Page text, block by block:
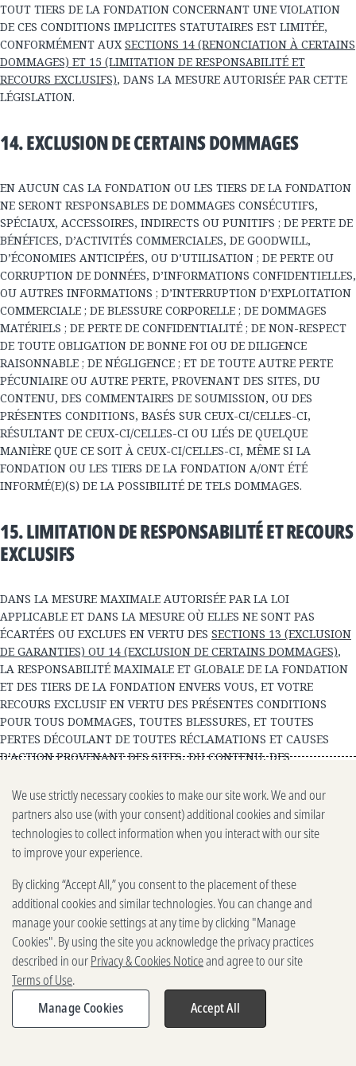
TOUT TIERS DE LA FONDATION CONCERNANT UNE VIOLATION
DE CES CONDITIONS IMPLICITES STATUTAIRES EST LIMITÉE,
CONFORMÉMENT AUX SECTIONS 14 (RENONCIATION À CERTAINS
DOMMAGES) ET 15 (LIMITATION DE RESPONSABILITÉ ET
RECOURS EXCLUSIFS), DANS LA MESURE AUTORISÉE PAR CETTE
LÉGISLATION.
14. EXCLUSION DE CERTAINS DOMMAGES
EN AUCUN CAS LA FONDATION OU LES TIERS DE LA FONDATION
NE SERONT RESPONSABLES DE DOMMAGES CONSÉCUTIFS,
SPÉCIAUX, ACCESSOIRES, INDIRECTS OU PUNITIFS ; DE PERTE DE
BÉNÉFICES, D’ACTIVITÉS COMMERCIALES, DE GOODWILL,
D’ÉCONOMIES ANTICIPÉES, OU D’UTILISATION ; DE PERTE OU
CORRUPTION DE DONNÉES, D’INFORMATIONS CONFIDENTIELLES,
OU AUTRES INFORMATIONS ; D’INTERRUPTION D’EXPLOITATION
COMMERCIALE ; DE BLESSURE CORPORELLE ; DE DOMMAGES
MATÉRIELS ; DE PERTE DE CONFIDENTIALITÉ ; DE NON-RESPECT
DE TOUTE OBLIGATION DE BONNE FOI OU DE DILIGENCE
RAISONNABLE ; DE NÉGLIGENCE ; ET DE TOUTE AUTRE PERTE
PÉCUNIAIRE OU AUTRE PERTE, PROVENANT DES SITES, DU
CONTENU, DES COMMENTAIRES DE SOUMISSION, OU DES
PRÉSENTES CONDITIONS, BASÉS SUR CEUX-CI/CELLES-CI,
RÉSULTANT DE CEUX-CI/CELLES-CI OU LIÉS DE QUELQUE
MANIÈRE QUE CE SOIT À CEUX-CI/CELLES-CI, MÊME SI LA
FONDATION OU LES TIERS DE LA FONDATION A/ONT ÉTÉ
INFORMÉ(E)(S) DE LA POSSIBILITÉ DE TELS DOMMAGES.
15. LIMITATION DE RESPONSABILITÉ ET RECOURS
EXCLUSIFS
DANS LA MESURE MAXIMALE AUTORISÉE PAR LA LOI
APPLICABLE ET DANS LA MESURE OÙ ELLES NE SONT PAS
ÉCARTÉES OU EXCLUES EN VERTU DES SECTIONS 13 (EXCLUSION
DE GARANTIES) OU 14 (EXCLUSION DE CERTAINS DOMMAGES),
LA RESPONSABILITÉ MAXIMALE ET GLOBALE DE LA FONDATION
ET DES TIERS DE LA FONDATION ENVERS VOUS, ET VOTRE
RECOURS EXCLUSIF EN VERTU DES PRÉSENTES CONDITIONS
POUR TOUS DOMMAGES, TOUTES BLESSURES, ET TOUTES
PERTES DÉCOULANT DE TOUTES RÉCLAMATIONS ET CAUSES
D’ACTION PROVENANT DES SITES, DU CONTENU, DES
SOUMISSION OU DES PRÉSENTES CONDITIONS, BASÉS SUR CEUX-
CI/CELLES-CI, RÉSULTANT DE CEUX-CI/CELLES-CI OU LIÉS DE
QUELQUE MANIÈRE QUE CE SOIT À CEUX-CI/CELLES-CI,
IMPLIQUERA DE FAIRE L’UN DES CHOIX SUIVANTS, À NOTRE GRÉ
: (A) SUBSTITUTION, CORRECTION OU REMPLACEMENT, EN TOUT
OU EN PARTIE, DU CONTENU, DES SITES OU DES COMMENTAIRES
DE SOUMISSION CAUSANT VOTRE DOMMAGE (LE CAS ÉCHÉANT) ;
OU (B) LE MONTANT DE VOS DOMMAGES QUI NE SONT PAS
EXCLUS ET QUE VOUS SUBISSEZ RÉELLEMENT POUR AVOIR FAIT
RAISONNABLEMENT CONFIANCE, LEQUEL MONTANT SERA LE
MONTANT LE MOINS ÉLEVÉ DU MONTANT QUE VOUS NOUS AVEZ
EFFECTIVEMENT PAYÉ POUR L’ARTICLE OU LE SERVICE CAUSANT
LE DOMMAGE (LE CAS ÉCHÉANT) OU LE MONTANT DESDITS
DOMMAGES SUBIS. L’EXISTENCE DE PLUSIEURS RÉCLAMATIONS
We use strictly necessary cookies to make our site work. We and our
partners also use (with your consent) additional cookies and similar
technologies to collect information when you interact with our site
to improve your experience.
By clicking “Accept All,” you consent to the placement of these
additional cookies and similar technologies. You can change and
manage your cookie settings at any time by clicking "Manage
Cookies". By using the site you acknowledge the privacy practices
described in ourPrivacy & Cookies Noticeand agree to our site
Terms of Use.
Manage Cookies
Accept All